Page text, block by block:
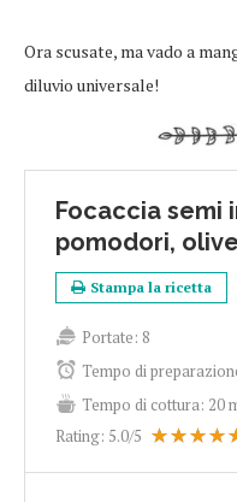
Ora scusate, ma vado a
diluvio universale!
Focaccia semi
pomodori,
Stampa la ricetta
Portate: 8
Tempo di
Tempo di cottura: 20
Rating: 5.0/5